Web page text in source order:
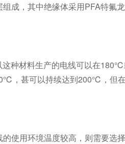
成，其中绝缘体采用PFA特氟
这种材料生产的电线可以在
，甚可以持续达到200℃，但
使用环境温度较高，则需要选